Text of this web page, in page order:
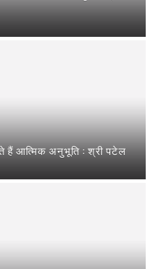
हैं आत्मिक अनुभूति : श्री पटेल